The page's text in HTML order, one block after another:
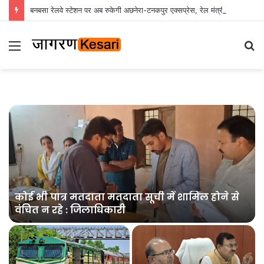
Menu
कोई भी पात्र मतदाता मतदाता सूची में शामिल होने से
वंचित न रहे : जिलाधिकारी